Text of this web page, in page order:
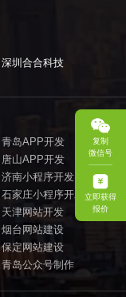
复制
微信号
立即获得
报价
深圳合合科技
青岛APP开发
唐山APP开发
济南小程序开发
石家庄小程序开发
天津网站开发
烟台网站建设
保定网站建设
青岛公众号制作